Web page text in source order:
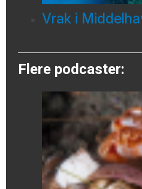
Vrak i
Flere podcaster: